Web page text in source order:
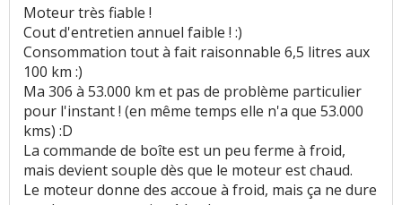
Moteur très fiable !
Cout d'entretien annuel faible ! :)
Consommation tout à fait raisonnable 6,5 litres aux
100 km :)
Ma 306 à 53.000 km et pas de problème particulier
pour l'instant ! (en même temps elle n'a que 53.000
kms) :D
La commande de boîte est un peu ferme à froid,
mais devient souple dès que le moteur est chaud.
Le moteur donne des accoue à froid, mais ça ne dure